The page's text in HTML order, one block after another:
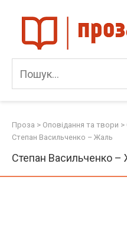
content
Проза > Оповідання та твори >
Степан Васильченко – Жаль
Степан Васильченко –